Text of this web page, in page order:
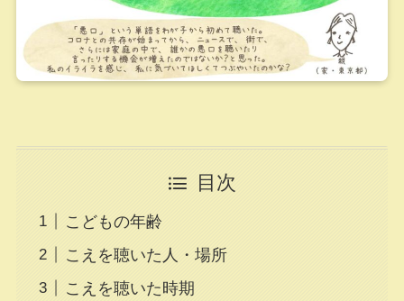
目次
こどもの年齢
こえを聴いた人・場所
こえを聴いた時期